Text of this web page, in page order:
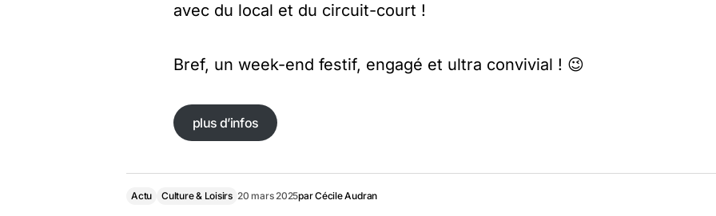
avec du local et du circuit-court !
Bref, un week-end festif, engagé et ultra convivial ! 😉
plus d’infos
plus d’infos
Actu Culture & Loisirs 20 mars 2025parCécile Audran